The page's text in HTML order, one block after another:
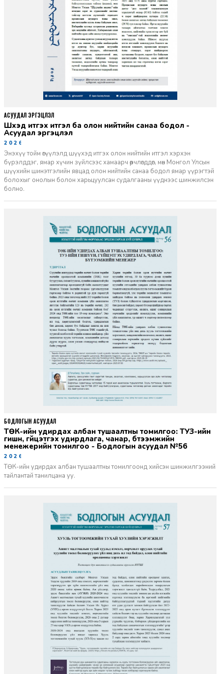
Шүүхэд итгэх итгэл ба олон нийтийн санаа бодол -
Асуудал эргэцүүлэл
2026-06-11
Энэхүү тойм өгүүлэлд шүүхэд итгэх олон нийтийн итгэл хэрхэн
бүрэлддэг, ямар хүчин зүйлсээс хамаарч өөрчлөгддөг, мөн Монгол Улсын
шүүхийн шинэтгэлийн явцад олон нийтийн санаа бодол ямар үүрэгтэй
болохыг онолын болон харьцуулсан судалгааны үүднээс шинжилсэн
болно.
АСУУДАЛ ЭРГЭЦҮҮЛЭЛ
ТӨК-ийн удирдах албан тушаалтны томилгоо: ТУЗ-ийн
гишүүн, гүйцэтгэх удирдлага, чанар, бүтээмжийн
менежерийн томилгоо - Бодлогын асуудал №56
2026-06-02
ТӨК-ийн удирдах албан тушаалтны томилгоонд хийсэн шинжилгээний
тайлантай танилцана уу.
БОДЛОГЫН АСУУДАЛ